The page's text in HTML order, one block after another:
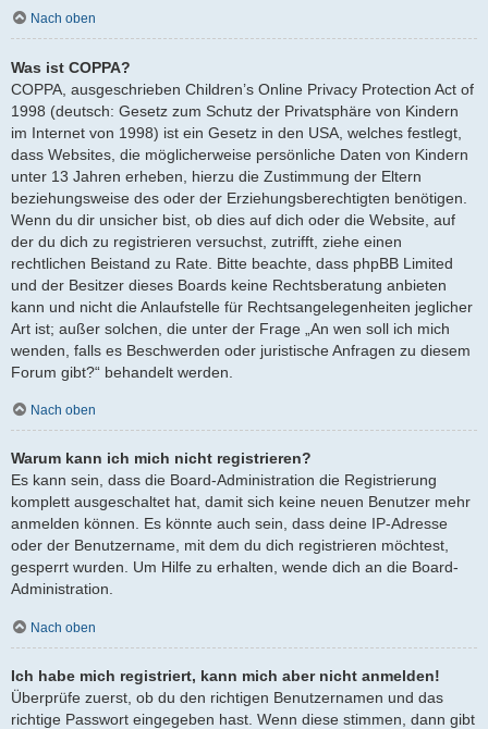
Nach oben
Was ist COPPA?
COPPA, ausgeschrieben Children’s Online Privacy Protection Act of
1998 (deutsch: Gesetz zum Schutz der Privatsphäre von Kindern
im Internet von 1998) ist ein Gesetz in den USA, welches festlegt,
dass Websites, die möglicherweise persönliche Daten von Kindern
unter 13 Jahren erheben, hierzu die Zustimmung der Eltern
beziehungsweise des oder der Erziehungsberechtigten benötigen.
Wenn du dir unsicher bist, ob dies auf dich oder die Website, auf
der du dich zu registrieren versuchst, zutrifft, ziehe einen
rechtlichen Beistand zu Rate. Bitte beachte, dass phpBB Limited
und der Besitzer dieses Boards keine Rechtsberatung anbieten
kann und nicht die Anlaufstelle für Rechtsangelegenheiten jeglicher
Art ist; außer solchen, die unter der Frage „An wen soll ich mich
wenden, falls es Beschwerden oder juristische Anfragen zu diesem
Forum gibt?“ behandelt werden.
Nach oben
Warum kann ich mich nicht registrieren?
Es kann sein, dass die Board-Administration die Registrierung
komplett ausgeschaltet hat, damit sich keine neuen Benutzer mehr
anmelden können. Es könnte auch sein, dass deine IP-Adresse
oder der Benutzername, mit dem du dich registrieren möchtest,
gesperrt wurden. Um Hilfe zu erhalten, wende dich an die Board-
Administration.
Nach oben
Ich habe mich registriert, kann mich aber nicht anmelden!
Überprüfe zuerst, ob du den richtigen Benutzernamen und das
richtige Passwort eingegeben hast. Wenn diese stimmen, dann gibt